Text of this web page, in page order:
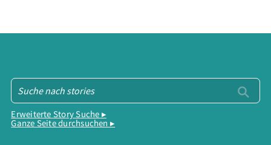
Erweiterte Story Suche ▸
Ganze Seite durchsuchen ▸